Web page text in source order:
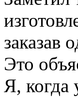
заказав
Это
Я, когда